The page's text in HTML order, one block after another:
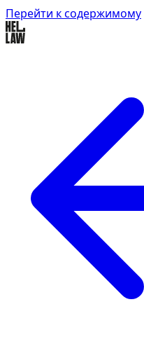
Перейти к содержимому